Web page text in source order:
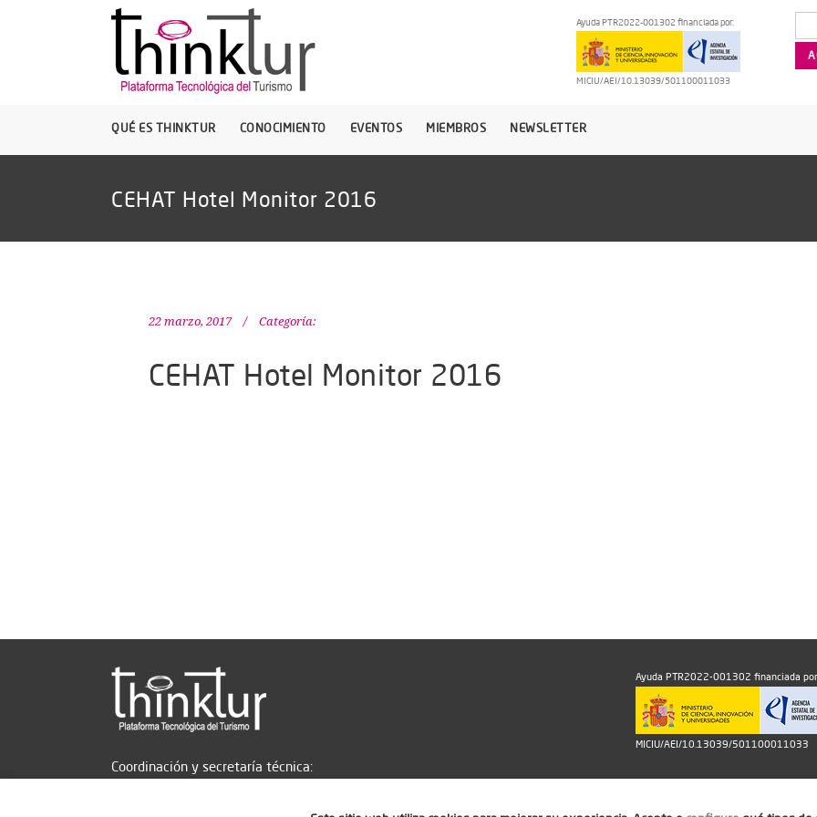
Ayuda PTR2022-001302 financiada por:
MICIU/AEI/10.13039/501100011033
QUÉ ES THINKTUR CONOCIMIENTO EVENTOS MIEMBROS NEWSLETTER
CEHAT Hotel Monitor 2016
22 marzo, 2017 Categoría:
CEHAT Hotel Monitor 2016
Coordinación y secretaría técnica:
Ayuda PTR2022-001302 financiada
MICIU/AEI/10.13039/501100011033